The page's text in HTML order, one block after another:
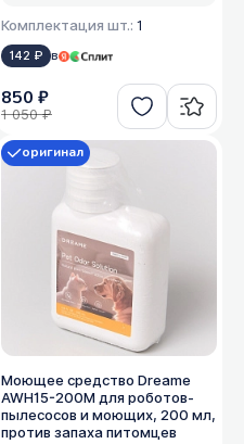
Комплектация шт.: 1
142 ₽ в
850 ₽
1 050 ₽
Моющее средство Dreame
AWH15-200M для роботов-
пылесосов и моющих, 200 мл,
против запаха питомцев
оригинал